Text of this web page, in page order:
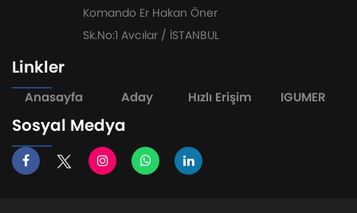
Komando Er Hakan Öner
Sk.No:1 Avcılar / İSTANBUL
Linkler
Anasayfa Aday Hızlı Erişim IGUMER
Sosyal Medya